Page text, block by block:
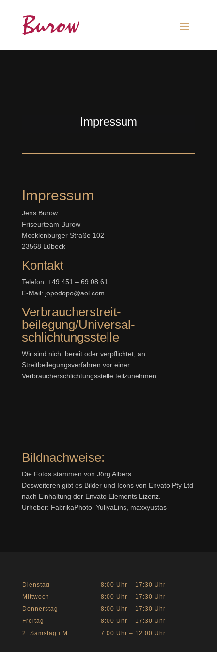
Impressum
Impressum
Jens Burow
Friseurteam Burow
Mecklenburger Straße 102
23568 Lübeck
Kontakt
Telefon: +49 451 – 69 08 61
E-Mail: jopodopo@aol.com
Verbraucher­streit­
beilegung/Universal­
schlichtungs­stelle
Wir sind nicht bereit oder verpflichtet, an
Streitbeilegungsverfahren vor einer
Verbraucherschlichtungsstelle teilzunehmen.
Bildnachweise:
Die Fotos stammen von Jörg Albers
Desweiteren gibt es Bilder und Icons von EnvatoPty Ltd
nach Einhaltung der Envato Elements Lizenz.
Urheber: FabrikaPhoto, YuliyaLins, maxxyustas
Dienstag
8:00 Uhr – 17:30 Uhr
Mittwoch
8:00 Uhr – 17:30 Uhr
Donnerstag
8:00 Uhr – 17:30 Uhr
Freitag
8:00 Uhr – 17:30 Uhr
2. Samstag i.M.
7:00 Uhr – 12:00 Uhr